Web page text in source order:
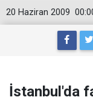
20 Haziran 2009
İstanbul'da